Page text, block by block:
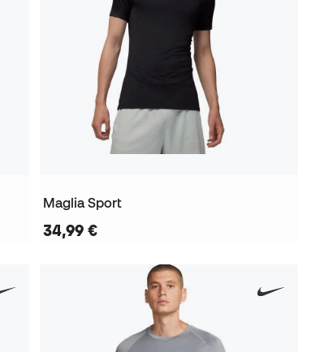
Maglia Sport
34,99 €